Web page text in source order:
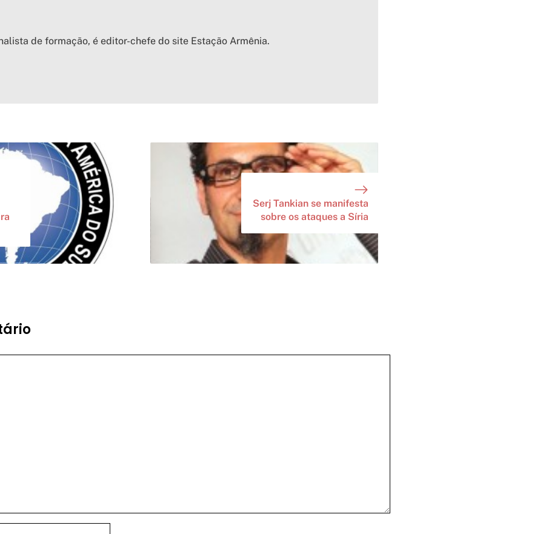
de formação, é editor-chefe do site Estação Armênia.
Serj Tankian se manifesta
sobre os ataques a Síria